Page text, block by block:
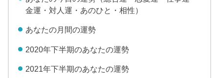
金運・対人運・あのひと・相性）
あなたの月間の運勢
2020年下半期のあなたの運勢
2021年下半期のあなたの運勢